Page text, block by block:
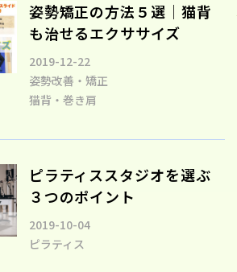
姿勢矯正の方法５選｜猫背
も治せるエクササイズ
2019-12-22
姿勢改善・矯正
猫背・巻き肩
ピラティススタジオを選ぶ
３つのポイント
2019-10-04
ピラティス